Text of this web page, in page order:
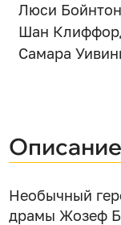
Люси Бойнтон
Шан
Самара
Описание
Необычный
драмы Жозеф